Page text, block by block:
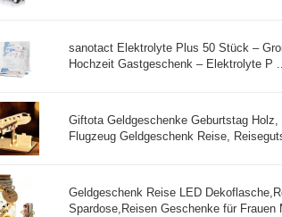
sanotact Elektrolyte Plus 50 Stück –
Hochzeit Gastgeschenk – Elektrolyte P
Giftota Geldgeschenke Geburtstag
Flugzeug Geldgeschenk Reise,
Geldgeschenk Reise LED
Spardose,Reisen Geschenke für Frauen